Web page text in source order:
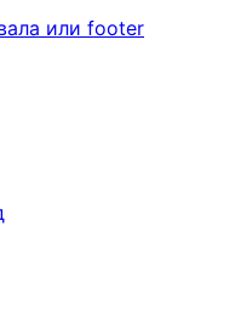
или footer